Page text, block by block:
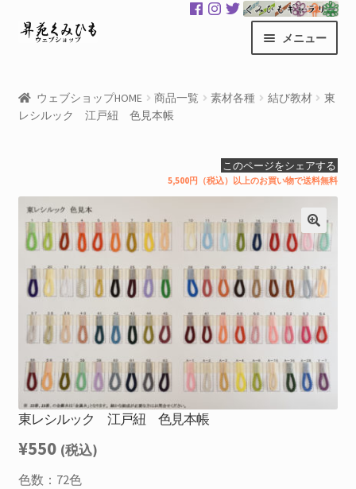
ナ
ー
シ
キ
ッ
プ
コ
ン
ツ
プ
メニュー
商品一覧
マイアカウント
くみひもギャラリー
サ
メ
ニ
ュ
ー
を
展
GloColor 世界地図
お買い物案内
お問合せ
お知らせ
サ
プライバシーポリシー
ウェブショップHOME 商品一覧 素材各種 結び教材
東
レシルック 江戸紐 色見本帳
このページをシェアする
5,500円（税込）以上のお買い物で送料無料
東レシルック 江戸紐 色見本帳
¥550 (税込)
色数：72色